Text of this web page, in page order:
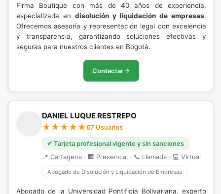
Firma Boutique con más de 40 años de experiencia,
especializada en disolución y liquidación de empresas.
Ofrecemos asesoría y representación legal con excelencia
y transparencia, garantizando soluciones efectivas y
seguras para nuestros clientes en Bogotá.
Contactar
DANIEL LUQUE RESTREPO
67 Usuarios
✔ Tarjeta profesional vigente y sin sanciones
📍 Cartagena · 🏢 Presencial · 📞 Llamada · 💻 Virtual
Abogado de Disolución y Liquidación de Empresas
Abogado de la Universidad Pontificia Bolivariana, experto